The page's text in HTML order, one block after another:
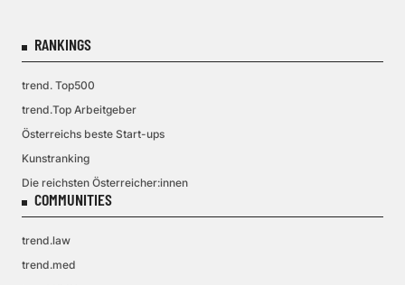
RANKINGS
trend. Top500
trend.Top Arbeitgeber
Österreichs beste Start-ups
Kunstranking
Die reichsten Österreicher:innen
COMMUNITIES
trend.law
trend.med